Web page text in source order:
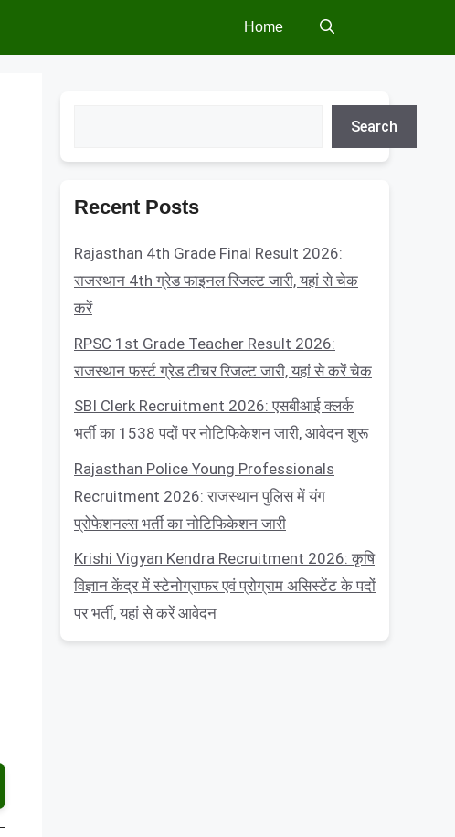
Home
Search
Recent Posts
Rajasthan 4th Grade Final Result 2026:
राजस्थान 4th ग्रेड फाइनल रिजल्ट जारी, यहां से चेक
करें
RPSC 1st Grade Teacher Result 2026:
राजस्थान फर्स्ट ग्रेड टीचर रिजल्ट जारी, यहां से करें चेक
SBI Clerk Recruitment 2026: एसबीआई क्लर्क
भर्ती का 1538 पदों पर नोटिफिकेशन जारी, आवेदन शुरू
Rajasthan Police Young Professionals
Recruitment 2026: राजस्थान पुलिस में यंग
प्रोफेशनल्स भर्ती का नोटिफिकेशन जारी
Krishi Vigyan Kendra Recruitment 2026: कृषि
विज्ञान केंद्र में स्टेनोग्राफर एवं प्रोग्राम असिस्टेंट के पदों
पर भर्ती, यहां से करें आवेदन